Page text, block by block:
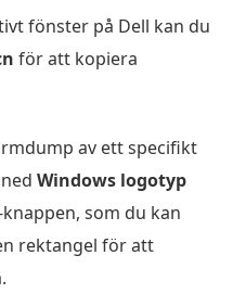
fönster på Dell kan du
för att kopiera
av ett specifikt
Windows logotyp
som du kan
rektangel för att